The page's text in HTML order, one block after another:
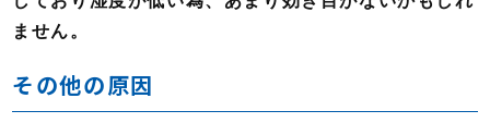
ません。
その他の原因